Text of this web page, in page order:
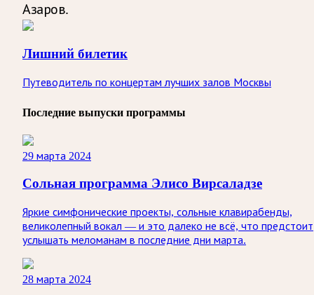
Азаров.
Лишний билетик
Путеводитель по концертам лучших залов Москвы
Последние выпуски программы
29 марта 2024
Сольная программа Элисо Вирсаладзе
Яркие симфонические проекты, сольные клавирабенды,
великолепный вокал — и это далеко не всё, что предстоит
услышать меломанам в последние дни марта.
28 марта 2024